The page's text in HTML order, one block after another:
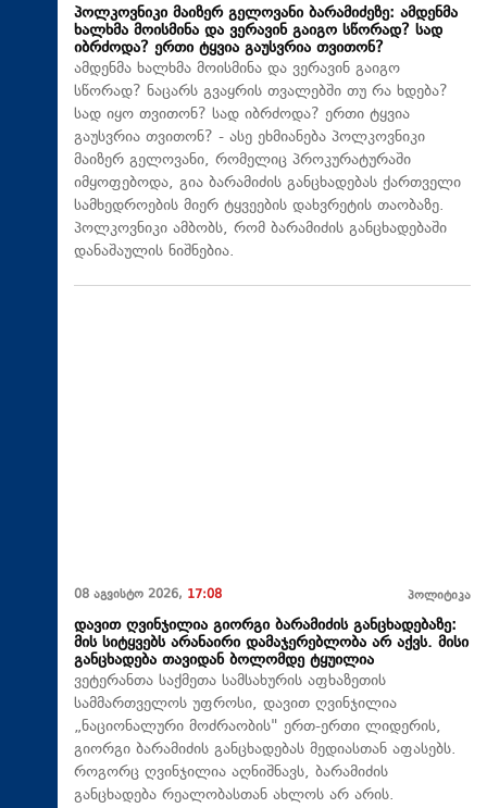
პოლკოვნიკი მაიზერ გელოვანი ბარამიძეზე: ამდენმა
ხალხმა მოისმინა და ვერავინ გაიგო სწორად? სად
იბრძოდა? ერთი ტყვია გაუსვრია თვითონ?
ამდენმა ხალხმა მოისმინა და ვერავინ გაიგო
სწორად? ნაცარს გვაყრის თვალებში თუ რა ხდება?
სად იყო თვითონ? სად იბრძოდა? ერთი ტყვია
გაუსვრია თვითონ? - ასე ეხმიანება პოლკოვნიკი
მაიზერ გელოვანი, რომელიც პროკურატურაში
იმყოფებოდა, გია ბარამიძის განცხადებას ქართველი
სამხედროების მიერ ტყვეების დახვრეტის თაობაზე.
პოლკოვნიკი ამბობს, რომ ბარამიძის განცხადებაში
დანაშაულის ნიშნებია.
08 აგვისტო 2026, 17:08 პოლიტიკა
დავით ღვინჯილია გიორგი ბარამიძის განცხადებაზე:
მის სიტყვებს არანაირი დამაჯერებლობა არ აქვს. მისი
განცხადება თავიდან ბოლომდე ტყუილია
ვეტერანთა საქმეთა სამსახურის აფხაზეთის
სამმართველოს უფროსი, დავით ღვინჯილია
„ნაციონალური მოძრაობის" ერთ-ერთი ლიდერის,
გიორგი ბარამიძის განცხადებას მედიასთან აფასებს.
როგორც ღვინჯილია აღნიშნავს, ბარამიძის
განცხადება რეალობასთან ახლოს არ არის.